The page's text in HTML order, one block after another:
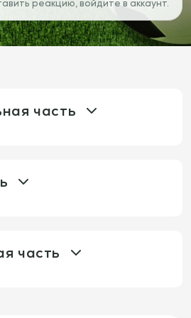
реакцию, войдите в аккаунт.
часть
часть